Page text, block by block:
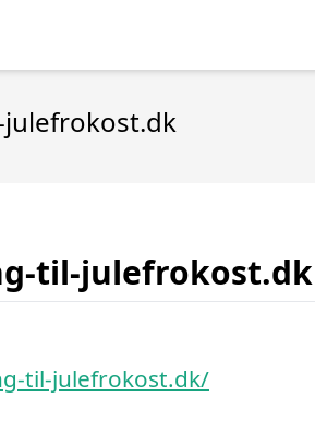
til-julefrokost.dk
til-julefrokost.dk/